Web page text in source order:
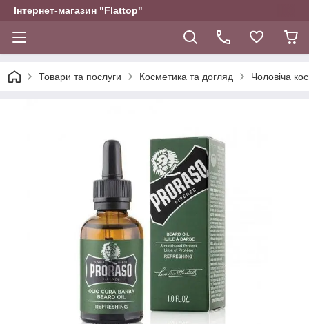
Інтернет-магазин "Flattop"
Товари та послуги Косметика та догляд Чоловіча